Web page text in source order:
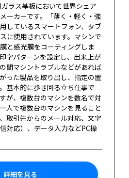
ラス基板において世界シェア
ーカーです。「薄く・軽く・強
しているスマートフォン、タブ
に使用されています。マシンで
と感光膜をコーティングしま
字パターンを設定し、出来上が
間マシントラブルなどがあれば
った製品を取り出し、指定の置
基本的に歩き回る立ち仕事で
が、複数台のマシンを数名で対
人で複数台のマシンを見ること
取引先からのメール対応、文字
対応）、データ入力などPC操
詳細を見る